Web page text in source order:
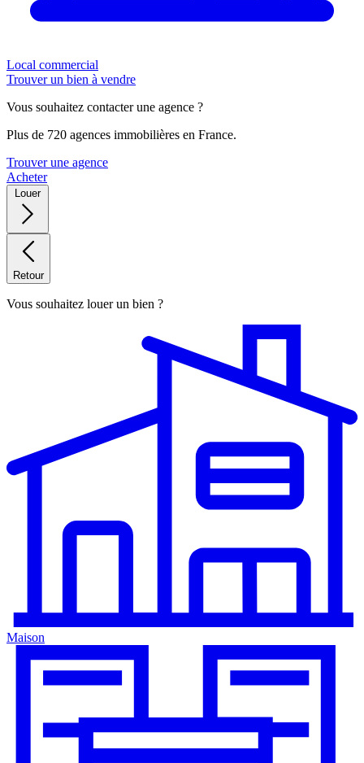
Local commercial
Trouver un bien à vendre
Vous souhaitez contacter une agence ?
Plus de 720 agences immobilières en France.
Trouver une agence
Acheter
Louer
Retour
Vous souhaitez louer un bien ?
Maison